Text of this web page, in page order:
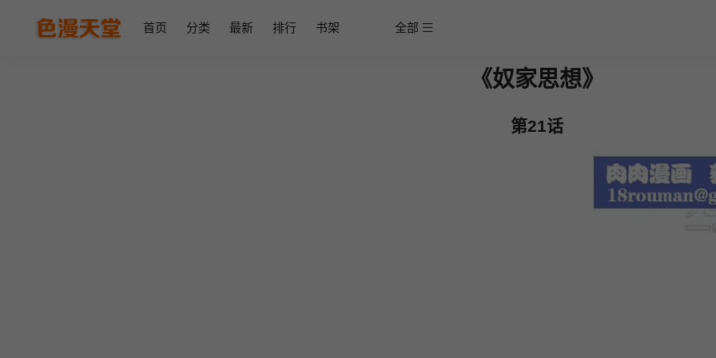
首页 分类 最新 排行 书架 全部
《奴家思想》
第21话